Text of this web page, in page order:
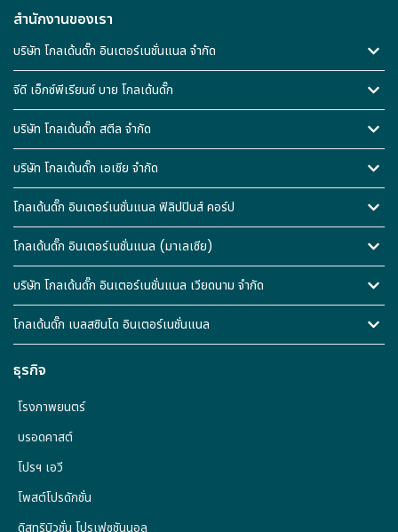
สำนักงานของเรา
บริษัท โกลเด้นดั๊ก อินเตอร์เนชั่นแนล จำกัด
จีดี เอ็กซ์พีเรียนซ์ บาย โกลเด้นดั๊ก
บริษัท โกลเด้นดั๊ก สตีล จำกัด
บริษัท โกลเด้นดั๊ก เอเชีย จำกัด
โกลเด้นดั๊ก อินเตอร์เนชั่นแนล ฟิลิปปินส์ คอร์ป
โกลเด้นดั๊ก อินเตอร์เนชั่นแนล (มาเลเซีย)
บริษัท โกลเด้นดั๊ก อินเตอร์เนชั่นแนล เวียดนาม จำกัด
โกลเด้นดั๊ก เบลสซินโด อินเตอร์เนชั่นแนล
ธุรกิจ
ดิสทริบิวชั่น โปรเฟซชันนอล
โพสต์โปรดักชั่น
โปรฯ เอวี
บรอดคาสต์
โรงภาพยนตร์